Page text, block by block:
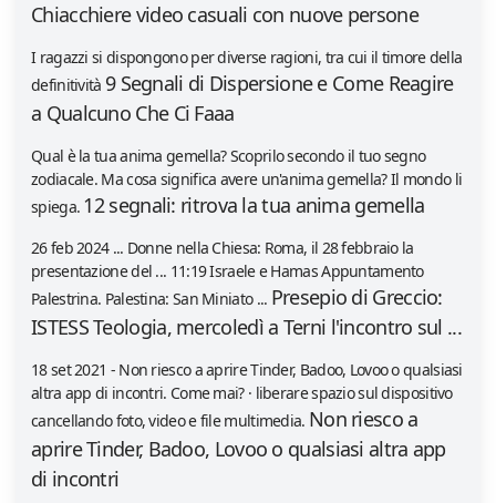
Chiacchiere video casuali con nuove persone
I ragazzi si dispongono per diverse ragioni, tra cui il timore della
definitività 9 Segnali di Dispersione e Come Reagire
a Qualcuno Che Ci Faaa
Qual è la tua anima gemella? Scoprilo secondo il tuo segno
zodiacale. Ma cosa significa avere un'anima gemella? Il mondo li
spiega. 12 segnali: ritrova la tua anima gemella
26 feb 2024 ... Donne nella Chiesa: Roma, il 28 febbraio la
presentazione del ... 11:19 Israele e Hamas Appuntamento
Palestrina. Palestina: San Miniato ... Presepio di Greccio:
ISTESS Teologia, mercoledì a Terni l'incontro sul ...
18 set 2021 - Non riesco a aprire Tinder, Badoo, Lovoo o qualsiasi
altra app di incontri. Come mai? · liberare spazio sul dispositivo
cancellando foto, video e file multimedia. Non riesco a
aprire Tinder, Badoo, Lovoo o qualsiasi altra app
di incontri